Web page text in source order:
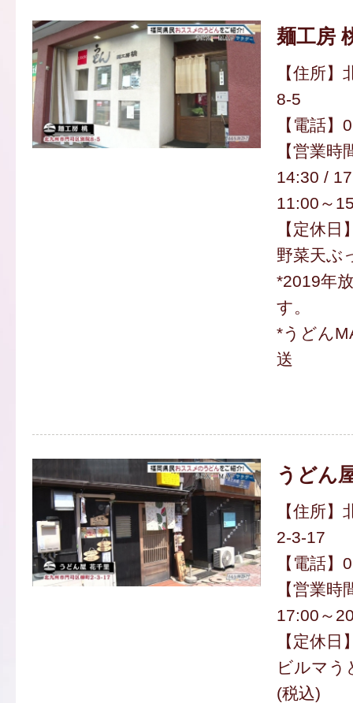
麺工房
【住所
8-5
【電話
【営業
14:30 /
11:00～
【定休
野菜天ぶ
*2019年
す。
*うどん
送
うどん
【住所
2-3-17
【電話
【営業
17:00～
【定休日
ビルマう
(税込)